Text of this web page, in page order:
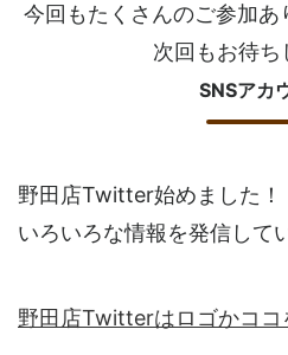
今回もたくさんのご参加
次回もお待ち
SNSアカ
野田店Twitter始めました！
いろいろな情報を発信して
野田店Twitterはロゴかココ